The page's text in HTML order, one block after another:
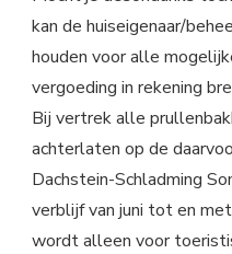
kan de huiseigenaar/
houden voor alle
vergoeding in rekening
Bij vertrek alle
achterlaten op de
Dachstein-Schladming
verblijf van juni tot en
wordt alleen voor